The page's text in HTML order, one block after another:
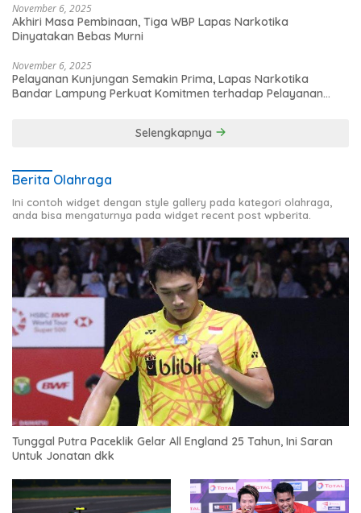
November 6, 2025
Akhiri Masa Pembinaan, Tiga WBP Lapas Narkotika
Dinyatakan Bebas Murni
November 6, 2025
Pelayanan Kunjungan Semakin Prima, Lapas Narkotika
Bandar Lampung Perkuat Komitmen terhadap Pelayanan
Selengkapnya
Berita Olahraga
Ini contoh widget dengan style gallery pada kategori olahraga,
anda bisa mengaturnya pada widget recent post wpberita.
Tunggal Putra Paceklik Gelar All England 25 Tahun, Ini Saran
Untuk Jonatan dkk